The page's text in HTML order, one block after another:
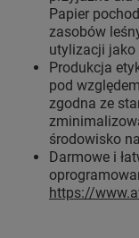
Papier
zasobów
utylizacji jako
Produkcja
pod
zgodna ze
środowisko
Darmowe i
https://